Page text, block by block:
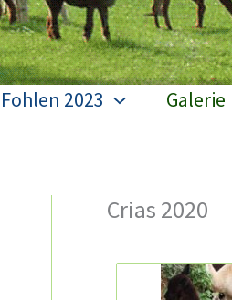
Fohlen 2023 Galerie
Crias 2020